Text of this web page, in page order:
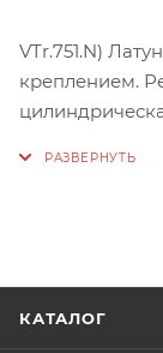
VTr.751.N)
креплением.
КАТАЛОГ